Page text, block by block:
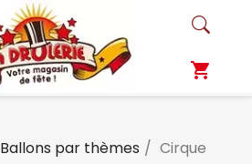
shopping_cart
Ballons par thèmes Cirque